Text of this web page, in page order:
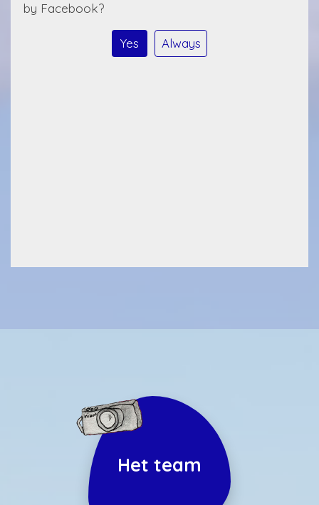
by Facebook?
Yes Always
Het team